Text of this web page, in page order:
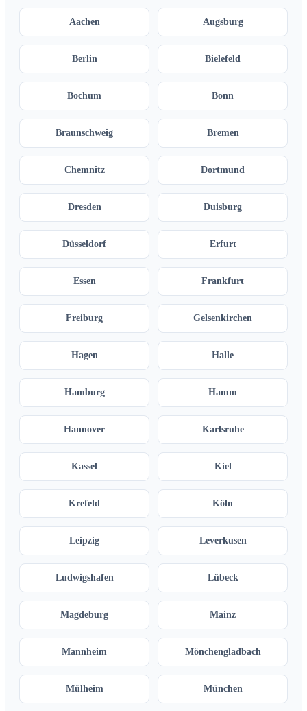
Aachen Augsburg
Berlin Bielefeld
Bochum Bonn
Braunschweig Bremen
Chemnitz Dortmund
Dresden Duisburg
Düsseldorf Erfurt
Essen Frankfurt
Freiburg Gelsenkirchen
Hagen Halle
Hamburg Hamm
Hannover Karlsruhe
Kassel Kiel
Krefeld Köln
Leipzig Leverkusen
Ludwigshafen Lübeck
Magdeburg Mainz
Mannheim Mönchengladbach
Mülheim München